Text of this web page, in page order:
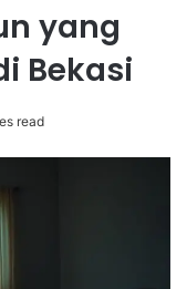
yang
Bekasi
read